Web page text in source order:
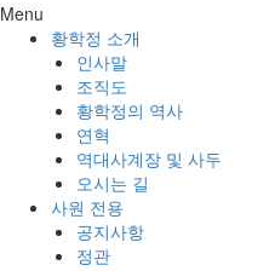
Menu
황학정 소개
인사말
조직도
황학정의 역사
연혁
역대사계장 및 사두
오시는 길
사원 전용
공지사항
정관